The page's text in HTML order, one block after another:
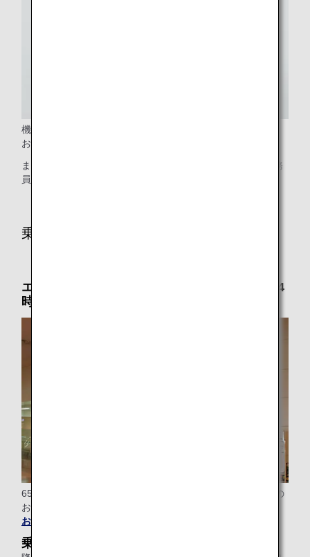
機内でのお手荷物の収納のお手伝いをさせていただきます。
お気軽に客室乗務員に声をおかけください。
また、何かお困りのことやご希望がありましたら、客室乗務
員までご相談ください。
乗り継ぎ空港・到着空港で
エアポートサポート：お電話で要予約（出発24
時間前まで）
65歳以上のお客様のみで搭乗される場合、空港でのご案内の
お手伝いをいたします。
お電話にてお申し込み
乗り継ぎの場合